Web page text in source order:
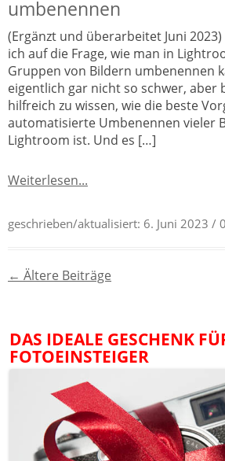
umbenennen
(Ergänzt und überarbeitet Juni
ich auf die Frage, wie man in
Gruppen von Bildern umbenennen
eigentlich gar nicht so schwer, aber
hilfreich zu wissen, wie die beste
automatisierte Umbenennen vieler
Lightroom ist. Und es […]
Weiterlesen...
geschrieben/aktualisiert: 6. Juni 2023 /
Beitragsnavigation
← Ältere Beiträge
DAS IDEALE GESCHENK
FOTOEINSTEIGER